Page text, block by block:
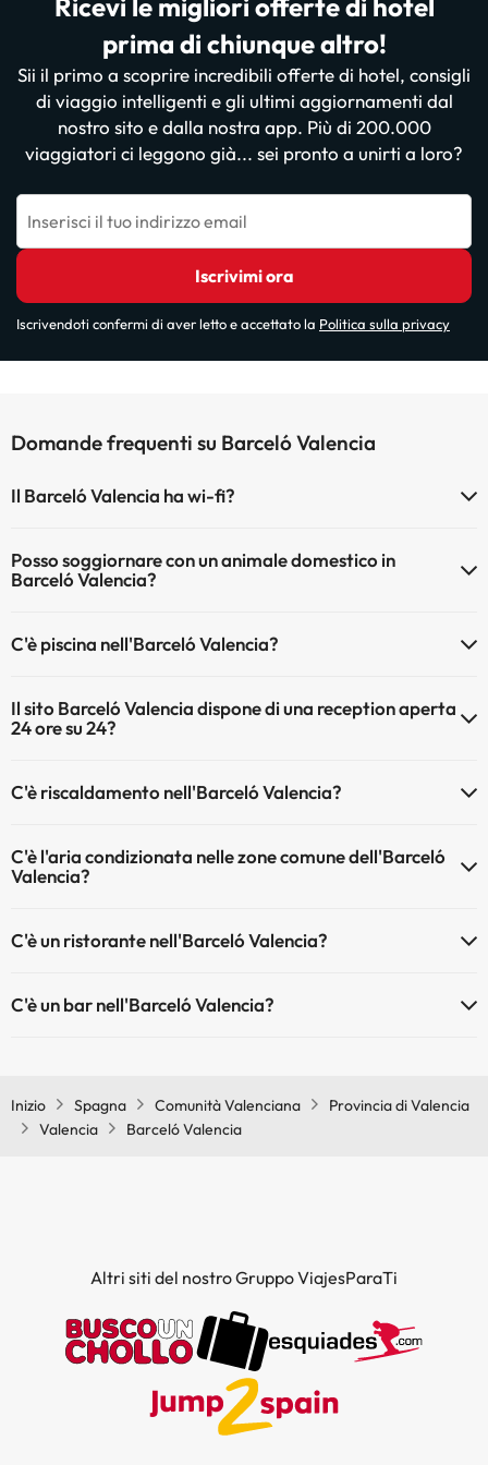
Ricevi le migliori offerte di hotel
prima di chiunque altro!
Sii il primo a scoprire incredibili offerte di hotel, consigli
di viaggio intelligenti e gli ultimi aggiornamenti dal
nostro sito e dalla nostra app. Più di 200.000
viaggiatori ci leggono già... sei pronto a unirti a loro?
Inserisci il tuo indirizzo email
Iscrivimi ora
Iscrivendoti confermi di aver letto e accettato la Politica sulla privacy
Domande frequenti su Barceló Valencia
Il Barceló Valencia ha wi-fi?
Posso soggiornare con un animale domestico in
Barceló Valencia?
C'è piscina nell'Barceló Valencia?
Qui potete trovare maggiori informazioni sulla piscina e sulle altri
installazioni.
Il sito Barceló Valencia dispone di una reception aperta
24 ore su 24?
C'è riscaldamento nell'Barceló Valencia?
C'è l'aria condizionata nelle zone comune dell'Barceló
Valencia?
C'è un ristorante nell'Barceló Valencia?
C'è un bar nell'Barceló Valencia?
Inizio Spagna Comunità Valenciana
Provincia di Valencia
Valencia
Barceló Valencia
Altri siti del nostro Gruppo ViajesParaTi